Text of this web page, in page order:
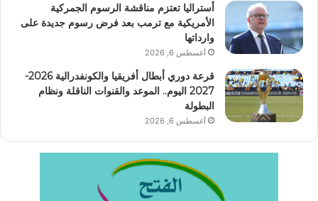
أستراليا تعتزم مناقشة الرسوم الجمركية
الأمريكية مع ترمب بعد فرض رسوم جديدة على
وارداتها
أغسطس 6, 2026
قرعة دوري أبطال أفريقيا والكونفدرالية 2026-
2027 اليوم.. الموعد والقنوات الناقلة ونظام
البطولة
أغسطس 6, 2026